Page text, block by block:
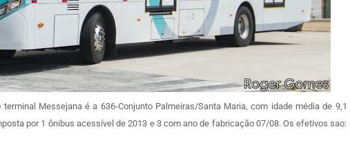
Messejana é a 636-Conjunto Palmeiras/Santa Maria, com idade média de 9,1
por 1 ônibus acessível de 2013 e 3 com ano de fabricação 07/08. Os efetivos sao: